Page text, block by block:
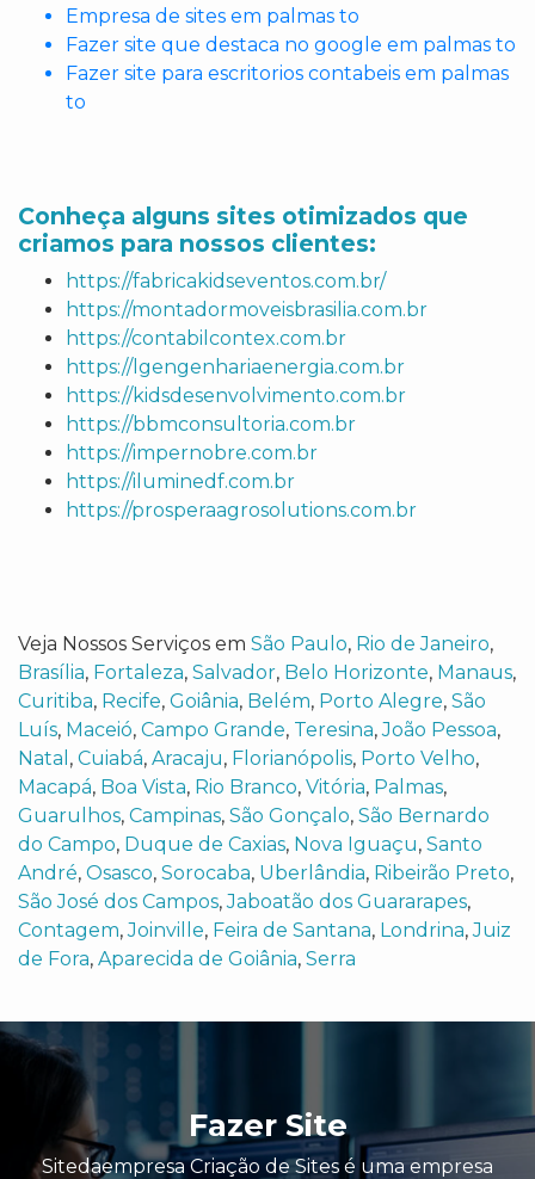
Empresa de sites em palmas to
Fazer site que destaca no google em palmas to
Fazer site para escritorios contabeis em palmas
to
Conheça alguns sites otimizados que
criamos para nossos clientes:
https://fabricakidseventos.com.br/
https://montadormoveisbrasilia.com.br
https://contabilcontex.com.br
https://lgengenhariaenergia.com.br
https://kidsdesenvolvimento.com.br
https://bbmconsultoria.com.br
https://impernobre.com.br
https://iluminedf.com.br
https://prosperaagrosolutions.com.br
Veja Nossos Serviços em São Paulo, Rio de Janeiro,
Brasília, Fortaleza, Salvador, Belo Horizonte, Manaus,
Curitiba, Recife, Goiânia, Belém, Porto Alegre, São
Luís, Maceió, Campo Grande, Teresina,João Pessoa,
Natal , Cuiabá, Aracaju, Florianópolis, Porto Velho,
Macapá, Boa Vista, Rio Branco, Vitória, Palmas,
Guarulhos, Campinas, São Gonçalo, São Bernardo
do Campo, Duque de Caxias, Nova Iguaçu, Santo
André, Osasco, Sorocaba, Uberlândia, Ribeirão Preto,
São José dos Campos,Jaboatão dos Guararapes,
Contagem,Joinville, Feira de Santana, Londrina,Juiz
de Fora, Aparecida de Goiânia, Serra
Fazer Site
Sitedaempresa Criação de Sites é uma empresa